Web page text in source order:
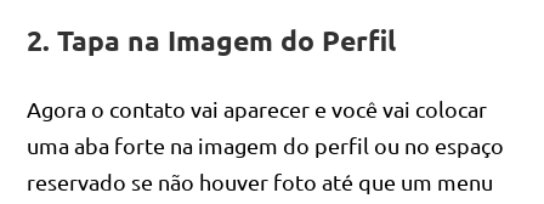
2. Tapa na Imagem do Perfil
Agora o contato vai aparecer e você vai colocar
uma aba forte na imagem do perfil ou no espaço
reservado se não houver foto até que um menu